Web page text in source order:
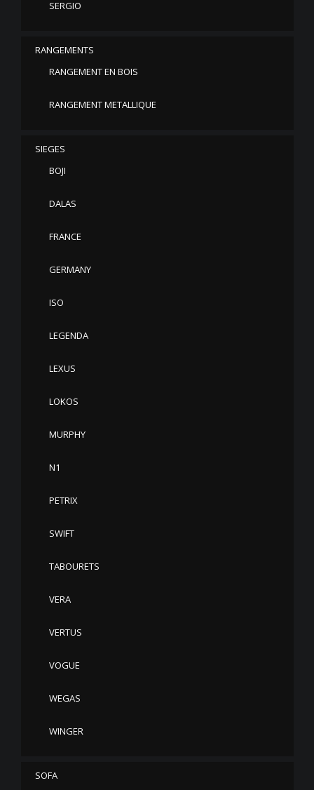
SERGIO
RANGEMENTS
RANGEMENT EN BOIS
RANGEMENT METALLIQUE
SIEGES
BOJI
DALAS
FRANCE
GERMANY
ISO
LEGENDA
LEXUS
LOKOS
MURPHY
N1
PETRIX
SWIFT
TABOURETS
VERA
VERTUS
VOGUE
WEGAS
WINGER
SOFA